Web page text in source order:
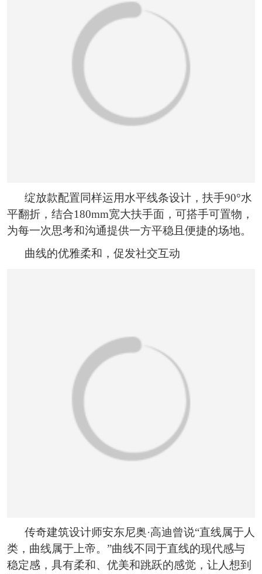
绽放款配置同样运用水平线条设计，扶手90°水
平翻折，结合180mm宽大扶手面，可搭手可置物，
为每一次思考和沟通提供一方平稳且便捷的场地。
曲线的优雅柔和，促发社交互动
传奇建筑设计师安东尼奥·高迪曾说“直线属于人
类，曲线属于上帝。”曲线不同于直线的现代感与
稳定感，具有柔和、优美和跳跃的感觉，让人想到